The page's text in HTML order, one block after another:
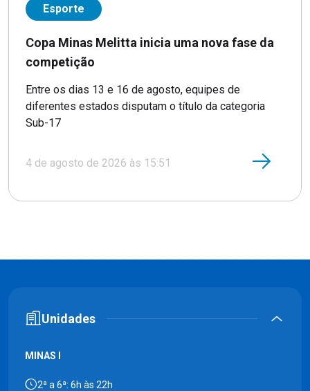
Esporte
Copa Minas Melitta inicia uma nova fase da
competição
Entre os dias 13 e 16 de agosto, equipes de
diferentes estados disputam o título da categoria
Sub-17
4 de agosto de 2026 às 15:51
Unidades
MINAS I
2ª a 6ª: 6h às 22h